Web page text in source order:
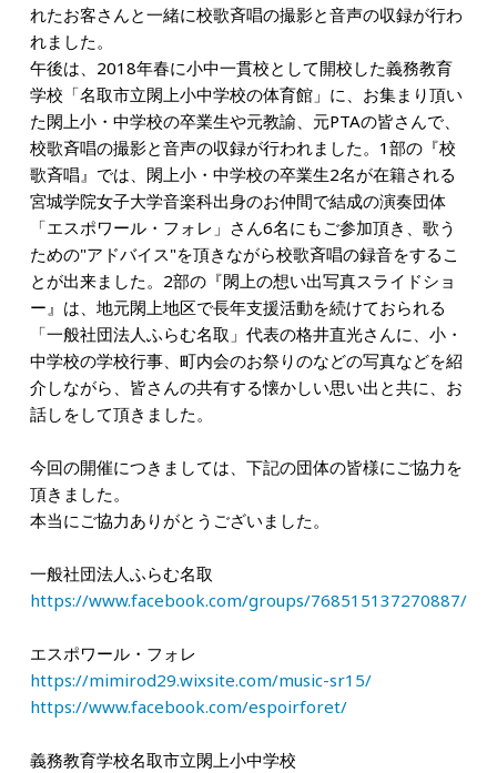
れたお客さんと一緒に校歌斉唱の撮影と音声の収録が行わ
れました。
午後は、2018年春に小中一貫校として開校した義務教育
学校「名取市立閖上小中学校の体育館」に、お集まり頂い
た閖上小・中学校の卒業生や元教諭、元PTAの皆さんで、
校歌斉唱の撮影と音声の収録が行われました。1部の『校
歌斉唱』では、閖上小・中学校の卒業生2名が在籍される
宮城学院女子大学音楽科出身のお仲間で結成の演奏団体
「エスポワール・フォレ」さん6名にもご参加頂き、歌う
ための"アドバイス"を頂きながら校歌斉唱の録音をするこ
とが出来ました。2部の『閖上の想い出写真スライドショ
ー』は、地元閖上地区で長年支援活動を続けておられる
「一般社団法人ふらむ名取」代表の格井直光さんに、小・
中学校の学校行事、町内会のお祭りのなどの写真などを紹
介しながら、皆さんの共有する懐かしい思い出と共に、お
話しをして頂きました。
今回の開催につきましては、下記の団体の皆様にご協力を
頂きました。
本当にご協力ありがとうございました。
一般社団法人ふらむ名取
https://www.facebook.com/groups/768515137270887/
エスポワール・フォレ
https://mimirod29.wixsite.com/music-sr15/
https://www.facebook.com/espoirforet/
義務教育学校名取市立閖上小中学校